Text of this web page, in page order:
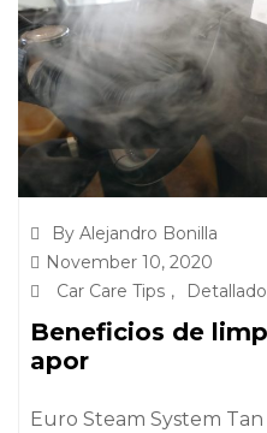
By Alejandro Bonilla
November 10, 2020
Car Care Tips ,
Beneficios de
apor
Euro Steam System